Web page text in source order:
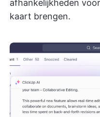
afhankelijkheden
kaart brengen.